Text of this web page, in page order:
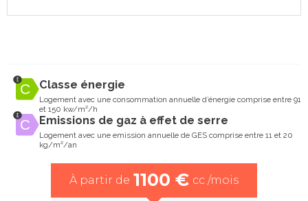
Classe énergie
Logement avec une consommation annuelle d’énergie comprise entre 91
et 150 kw/m²/h
Emissions de gaz à effet de serre
Logement avec une emission annuelle de GES comprise entre 11 et 20
kg/m²/an
À partir de 1100 € cc /mois